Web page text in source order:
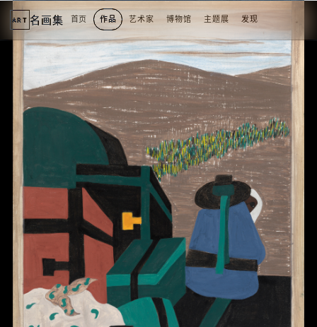
ART 名画集 首页 作品 艺术家 博物馆 主题展 发现
5
个
看
点